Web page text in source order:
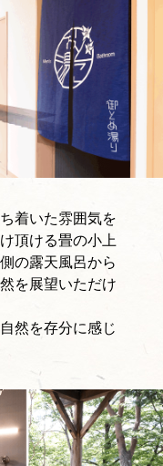
着いた雰囲気を
頂ける畳の小上
の露天風呂から
を展望いただけ
然を存分に感じ